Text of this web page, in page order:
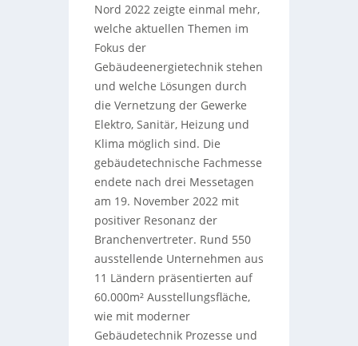
Nord 2022 zeigte einmal mehr,
welche aktuellen Themen im
Fokus der
Gebäudeenergietechnik stehen
und welche Lösungen durch
die Vernetzung der Gewerke
Elektro, Sanitär, Heizung und
Klima möglich sind. Die
gebäudetechnische Fachmesse
endete nach drei Messetagen
am 19. November 2022 mit
positiver Resonanz der
Branchenvertreter. Rund 550
ausstellende Unternehmen aus
11 Ländern präsentierten auf
60.000m² Ausstellungsfläche,
wie mit moderner
Gebäudetechnik Prozesse und